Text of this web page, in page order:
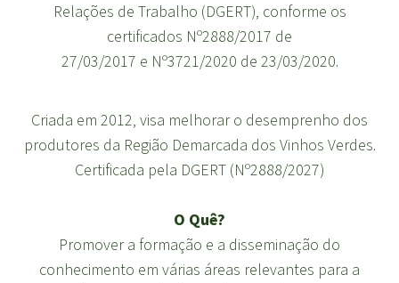
Relações de Trabalho (DGERT), conforme os
certificados Nº2888/2017 de
27/03/2017 e Nº3721/2020 de 23/03/2020.
Criada em 2012, visa melhorar o desemprenho dos
produtores da Região Demarcada dos Vinhos Verdes.
Certificada pela DGERT (Nº2888/2027)
O Quê?
Promover a formação e a disseminação do
conhecimento em várias áreas relevantes para a